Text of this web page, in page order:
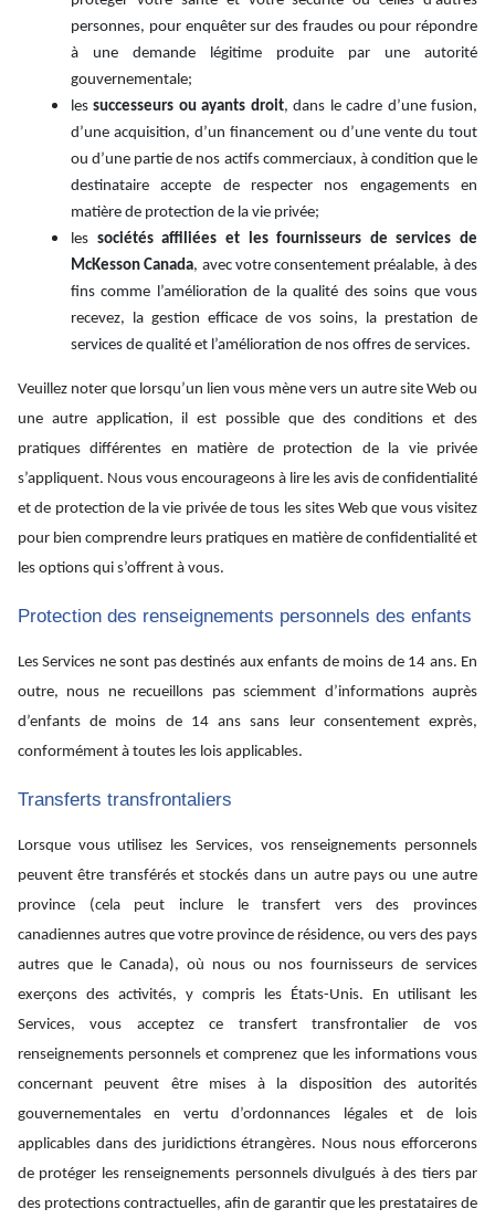
personnes, pour enquêter sur des fraudes ou pour répondre
à une demande légitime produite par une autorité
gouvernementale;
lessuccesseurs ou ayants droit, dans le cadre d’une fusion,
d’une acquisition, d’un financement ou d’une vente du tout
ou d’une partie de nos actifs commerciaux, à condition que le
destinataire accepte de respecter nos engagements en
matière de protection de la vie privée;
les sociétés affiliées et les fournisseurs de services de
McKesson Canada, avec votre consentement préalable, à des
fins comme l’amélioration de la qualité des soins que vous
recevez, la gestion efficace de vos soins, la prestation de
services de qualité et l’amélioration de nos offres de services.
Veuillez noter que lorsqu’un lien vous mène vers un autre site Web ou
une autre application, il est possible que des conditions et des
pratiques différentes en matière de protection de la vie privée
s’appliquent. Nous vous encourageons à lire les avis de confidentialité
et de protection de la vie privée de tous les sites Web que vous visitez
pour bien comprendre leurs pratiques en matière de confidentialité et
les options qui s’offrent à vous.
Protection des renseignements personnels des enfants
Les Services ne sont pas destinés aux enfants de moins de 14 ans. En
outre, nous ne recueillons pas sciemment d’informations auprès
d’enfants de moins de 14 ans sans leur consentement exprès,
conformément à toutes les lois applicables.
Transferts transfrontaliers
Lorsque vous utilisez les Services, vos renseignements personnels
peuvent être transférés et stockés dans un autre pays ou une autre
province (cela peut inclure le transfert vers des provinces
canadiennes autres que votre province de résidence, ou vers des pays
autres que le Canada), où nous ou nos fournisseurs de services
exerçons des activités, y compris les États-Unis. En utilisant les
Services, vous acceptez ce transfert transfrontalier de vos
renseignements personnels et comprenez que les informations vous
concernant peuvent être mises à la disposition des autorités
gouvernementales en vertu d’ordonnances légales et de lois
applicables dans des juridictions étrangères. Nous nous efforcerons
de protéger les renseignements personnels divulgués à des tiers par
des protections contractuelles, afin de garantir que les prestataires de